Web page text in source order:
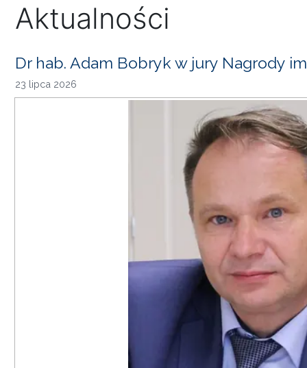
Aktualności
Dr hab. Adam Bobryk w jury Nagrody
23 lipca 2026